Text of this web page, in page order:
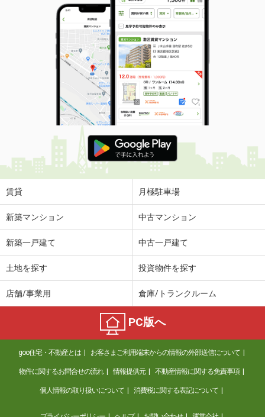
間取り
ワンルーム
兵庫県明石市朝霧町３丁目
価 格
5.80万円
住 所
兵庫県明石市朝霧町３丁目
専有面積 20.28m²
間取り
1K
兵庫県尼崎市稲葉荘１丁目
価 格
4.30万円
住 所
兵庫県尼崎市稲葉荘１丁目
専有面積
兵庫県神戸市灘区将軍通２丁目
6.80万円
兵庫県伊丹市荻野３
8.70万円
住 所
兵庫県伊丹市荻野３
専有面積 65.7m²
間取り
3LDK
兵庫県伊丹市北本町２
賃貸 月極駐車場
新築マンション 中古マンション
新築一戸建て 中古一戸建て
土地を探す 投資物件を探す
店舗/事業用 倉庫/トランクルーム
PC版へ
goo住宅・不動産とは お客さまご利用端末からの情報の外部送信について
物件に関するお問合せの流れ 情報提供元 不動産情報に関する免責事項
個人情報の取り扱いについて 消費税に関する表記について